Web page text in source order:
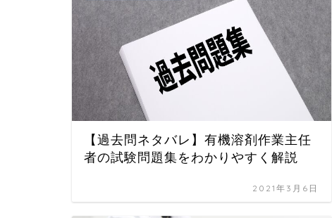
【過去問ネタバレ】有機溶剤作業主任
者の試験問題集をわかりやすく解説
2021年3月6日